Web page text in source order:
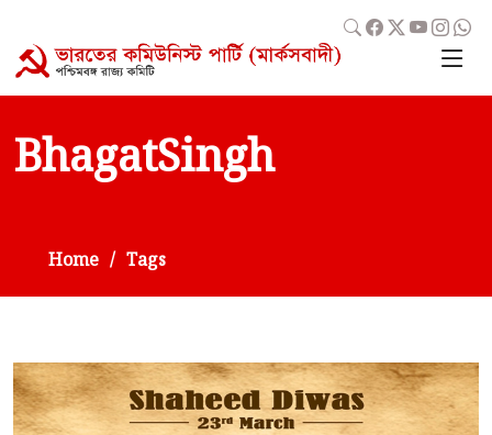
BhagatSingh
Home Tags